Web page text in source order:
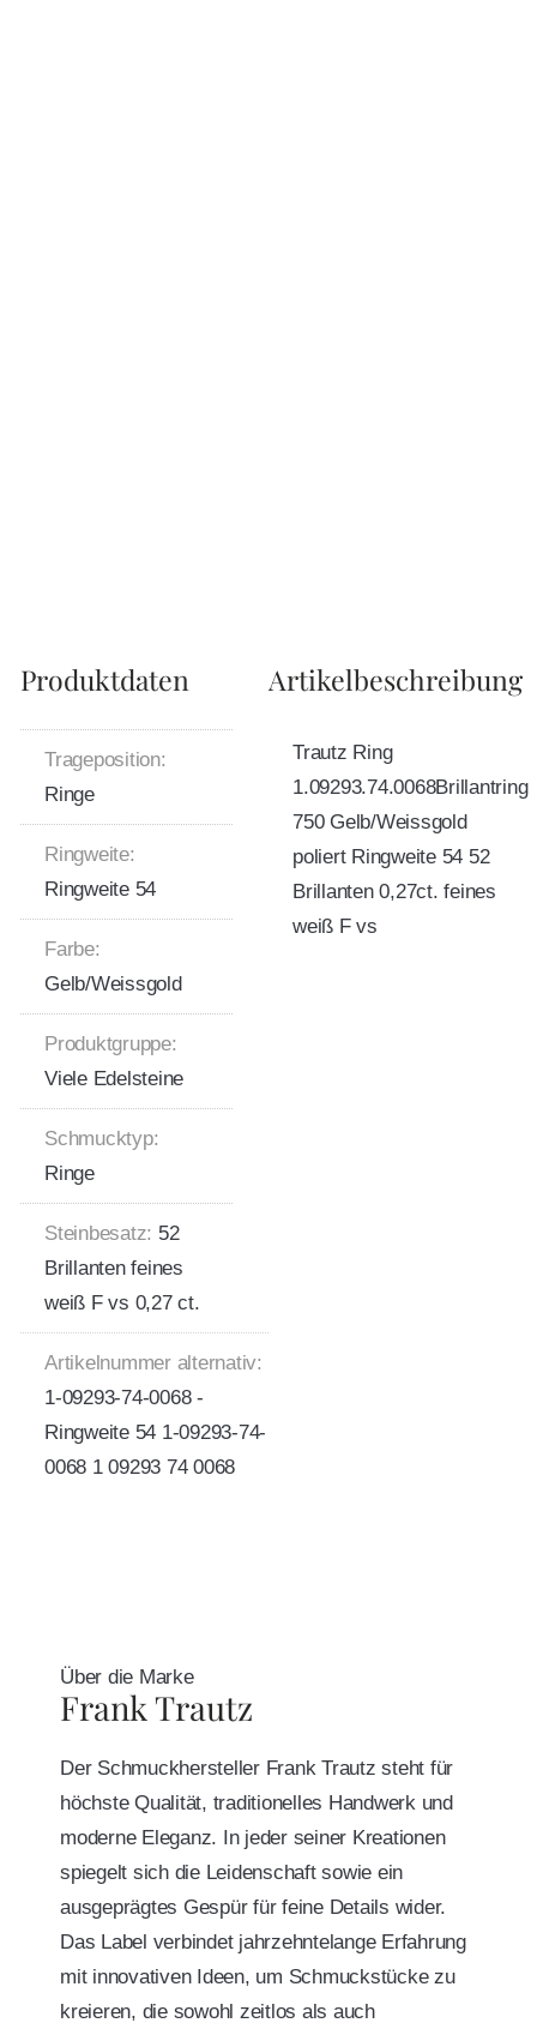
Produktdaten
Trageposition:
Ringe
Ringweite:
Ringweite 54
Farbe:
Gelb/Weissgold
Produktgruppe:
Viele Edelsteine
Schmucktyp:
Ringe
Steinbesatz: 52
Brillanten feines
weiß F vs 0,27 ct.
Artikelnummer alternativ:
1-09293-74-0068 -
Ringweite 54 1-09293-74-
0068 1 09293 74 0068
Artikelbeschreibung
Trautz Ring
1.09293.74.0068Brillantring
750 Gelb/Weissgold
poliert Ringweite 54 52
Brillanten 0,27ct. feines
weiß F vs
Über die Marke
Frank Trautz
Der Schmuckhersteller Frank Trautz steht für
höchste Qualität, traditionelles Handwerk und
moderne Eleganz. In jeder seiner Kreationen
spiegelt sich die Leidenschaft sowie ein
ausgeprägtes Gespür für feine Details wider.
Das Label verbindet jahrzehntelange Erfahrung
mit innovativen Ideen, um Schmuckstücke zu
kreieren, die sowohl zeitlos als auch